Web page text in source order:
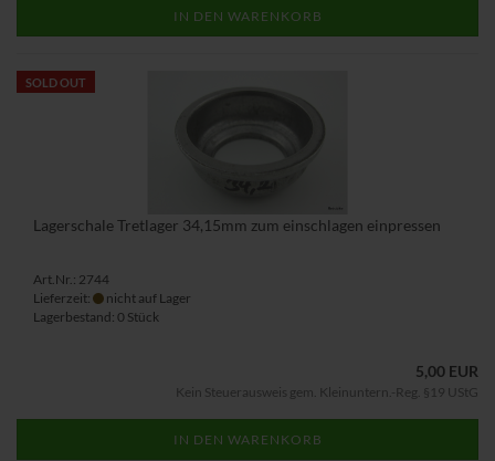
IN DEN WARENKORB
SOLD OUT
Lagerschale Tretlager 34,15mm zum einschlagen einpressen
Art.Nr.: 2744
Lieferzeit:
nicht auf Lager
Lagerbestand: 0 Stück
5,00 EUR
Kein Steuerausweis gem. Kleinuntern.-Reg. §19 UStG
IN DEN WARENKORB